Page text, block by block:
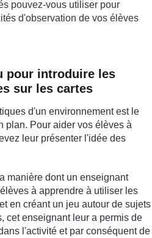
pouvez-vous utiliser pour
d'observation de vos élèves
pour introduire les
sur les cartes
d'un environnement est le
plan. Pour aider vos élèves à
leur présenter l'idée des
manière dont un enseignant
à apprendre à utiliser les
en créant un jeu autour de sujets
cet enseignant leur a permis de
l'activité et par conséquent de